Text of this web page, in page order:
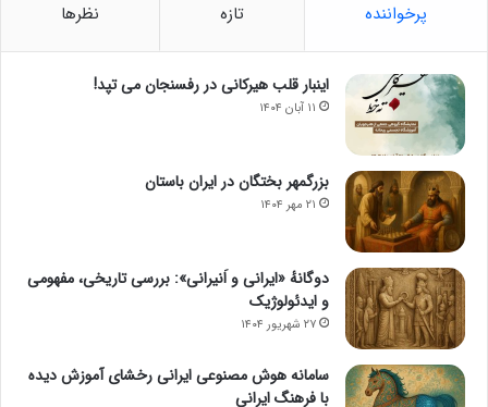
پرخواننده تازه نظرها
اینبار قلب هیرکانی در رفسنجان می تپد!
۱۱ آبان ۱۴۰۴
بزرگمهر بختگان در ایران باستان
۲۱ مهر ۱۴۰۴
دوگانهٔ «ایرانی و اَنیرانی»: بررسی تاریخی، مفهومی
و ایدئولوژیک
۲۷ شهریور ۱۴۰۴
سامانه هوش مصنوعی ایرانی رخشای آموزش دیده
با فرهنگ ایرانی